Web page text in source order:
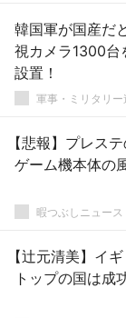
韓国軍が国産だ
視カメラ1300台
設置！
軍事・ミリタリ
【悲報】プレス
ゲーム機本体の
暇つぶしニュース
【辻元清美】イ
トップの国は成